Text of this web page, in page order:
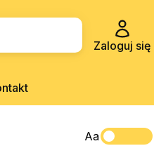
Zaloguj się
Aa